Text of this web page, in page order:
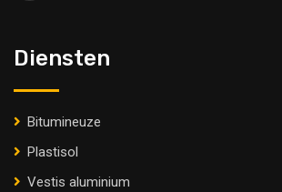
Diensten
Bitumineuze
Plastisol
Vestis aluminium